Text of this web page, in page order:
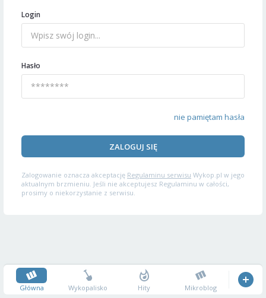
Login
Hasło
nie pamiętam hasła
ZALOGUJ SIĘ
Zalogowanie oznacza akceptację Regulaminu serwisu Wykop.pl w jego
aktualnym brzmieniu. Jeśli nie akceptujesz Regulaminu w całości,
prosimy o niekorzystanie z serwisu.
Główna Wykopalisko Hity Mikroblog